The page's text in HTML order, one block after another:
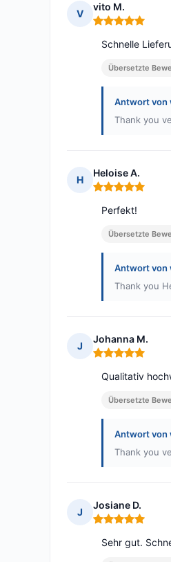
V
vito M.
Hinweis: 5 von 5
Schnelle
Übersetzte
Antwort von
Thank you
H
Heloise A.
Hinweis: 5 von 5
Perfekt!
Übersetzte
Antwort von
Thank you
J
Johanna M.
Hinweis: 5 von 5
Qualitativ
Übersetzte
Antwort von
Thank you
J
Josiane D.
Hinweis: 5 von 5
Sehr gut.